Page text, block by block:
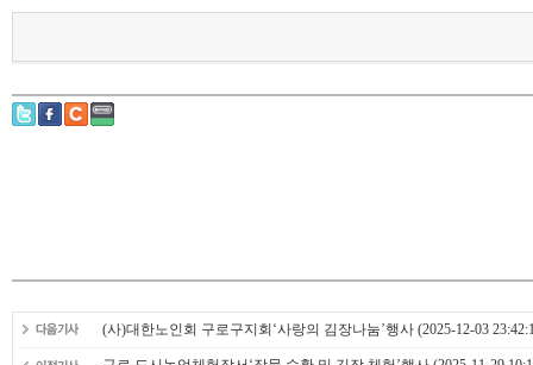
(사)대한노인회 구로구지회‘사랑의 김장나눔’행사 (2025-12-03